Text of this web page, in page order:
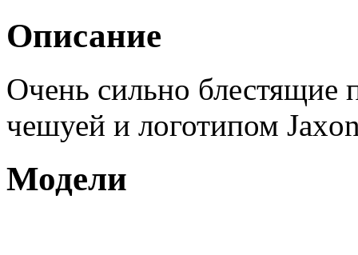
Описание
Очень сильно блестящие
чешуей и логотипом
Модели